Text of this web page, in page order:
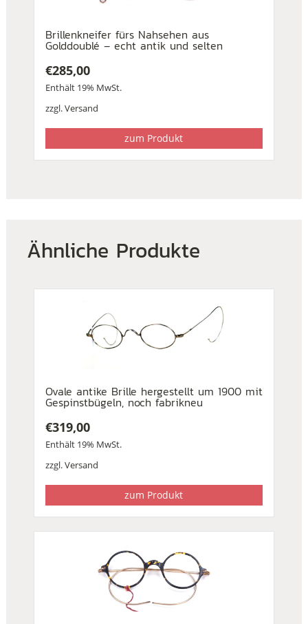
Brillenkneifer fürs Nahsehen aus
Golddoublé – echt antik und selten
€285,00
Enthält 19% MwSt.
zzgl.Versand
zum Produkt
Ähnliche Produkte
Ovale antike Brille hergestellt um 1900 mit
Gespinstbügeln, noch fabrikneu
€319,00
Enthält 19% MwSt.
zzgl.Versand
zum Produkt